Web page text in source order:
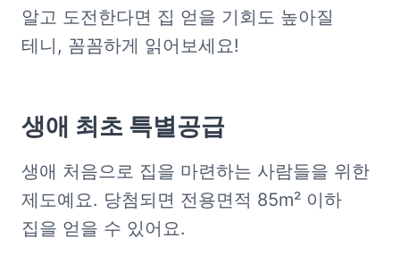
알고 도전한다면 집 얻을 기회도 높아질
테니, 꼼꼼하게 읽어보세요!
생애 최초 특별공급
생애 처음으로 집을 마련하는 사람들을 위한
제도예요. 당첨되면 전용면적 85m² 이하
집을 얻을 수 있어요.